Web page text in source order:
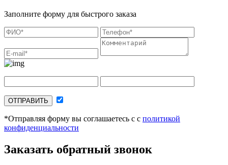
Заполните форму для быстрого заказа
ОТПРАВИТЬ
*Отправляя форму вы соглашаетесь с с политикой
конфиденциальности
Заказать обратный звонок